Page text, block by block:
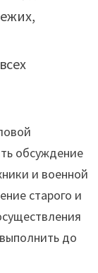
обсуждение
и военной
старого и
до